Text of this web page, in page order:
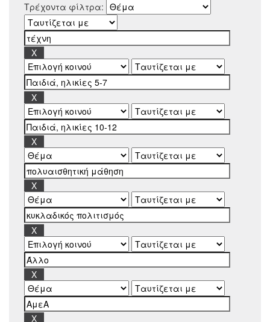
Τρέχοντα φίλτρα: